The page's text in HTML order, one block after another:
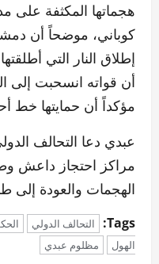
هجماتها المكثفة على
كوباني، موضحاً أن
إطلاق النار التي
أن قواته انسحبت إلى
مؤكداً أن حمايتها خط
عبدي دعا التحالف
مراكز احتجاز داعش
الهجمات والعودة إلى
Tags: التحالف الدولي
الهول
مظلوم عبدي